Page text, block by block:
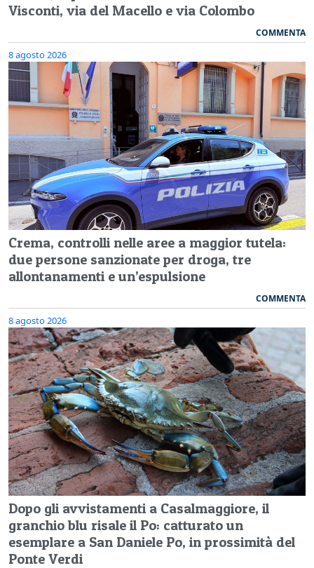
Visconti, via del Macello e via Colombo
COMMENTA
8 agosto 2026
Crema, controlli nelle aree a maggior tutela:
due persone sanzionate per droga, tre
allontanamenti e un’espulsione
COMMENTA
8 agosto 2026
Dopo gli avvistamenti a Casalmaggiore, il
granchio blu risale il Po: catturato un
esemplare a San Daniele Po, in prossimità del
Ponte Verdi